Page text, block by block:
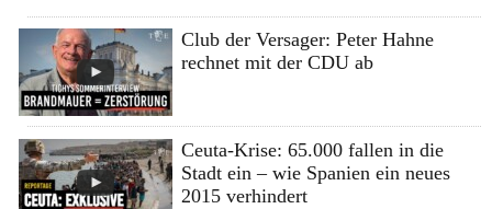
Club der Versager: Peter Hahne
rechnet mit der CDU ab
Ceuta-Krise: 65.000 fallen in die
Stadt ein – wie Spanien ein neues
2015 verhindert